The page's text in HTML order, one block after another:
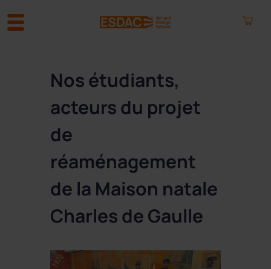
Nos étudiants,
acteurs du projet
de
réaménagement
de la Maison natale
Charles de Gaulle